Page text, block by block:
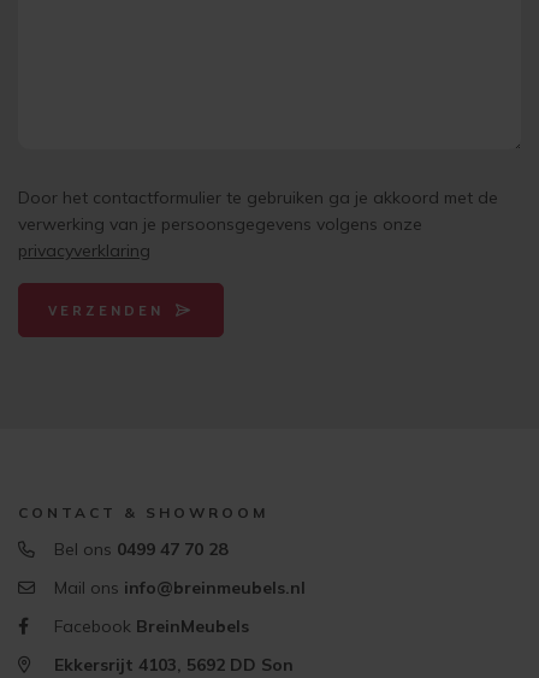
Door het contactformulier te gebruiken ga je akkoord met de
verwerking van je persoonsgegevens volgens onze
privacyverklaring
VERZENDEN
CONTACT & SHOWROOM
Bel ons 0499 47 70 28
Mail ons info@breinmeubels.nl
Facebook BreinMeubels
Ekkersrijt 4103, 5692 DD Son